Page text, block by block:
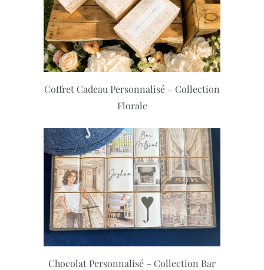
Coffret Cadeau Personnalisé – Collection
Florale
Chocolat Personnalisé – Collection Bar